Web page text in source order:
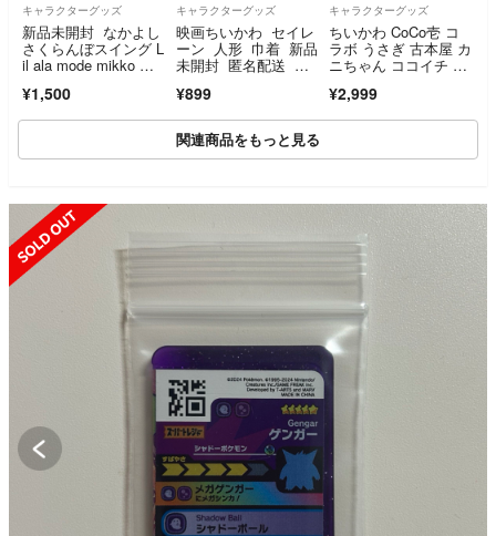
キャラクターグッズ
新品未開封 なかよし
さくらんぼスイング L
il ala mode mikko リ
ス キャミー ガチャ
¥1,500
キャラクターグッズ
映画ちいかわ セイレ
ーン 人形 巾着 新品
未開封 匿名配送 即
¥899
キャラクターグッズ
ちいかわ CoCo壱 コ
ラボ うさぎ 古本屋 カ
ニちゃん ココイチ ス
¥2,999
関連商品をもっと見る